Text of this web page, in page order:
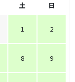
土 日
1 2
8 9